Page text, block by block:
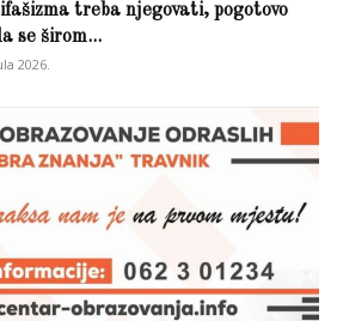
treba njegovati, pogotovo
se širom...
2026.